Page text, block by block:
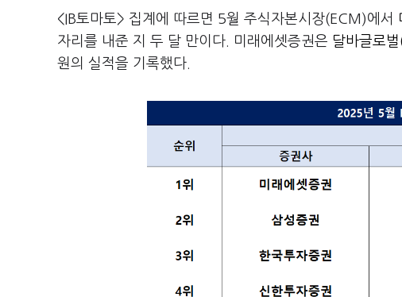
<IB토마토> 집계에 따르면 5월 주식자본시장(ECM)에서
자리를 내준 지 두 달 만이다. 미래에셋증권은 달바글로
원의 실적을 기록했다.